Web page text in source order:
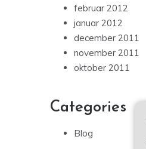
februar 2012
januar 2012
december 2011
november 2011
oktober 2011
Categories
Blog